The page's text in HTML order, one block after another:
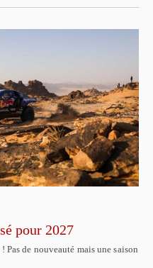
pour 2027
de nouveauté mais une saison